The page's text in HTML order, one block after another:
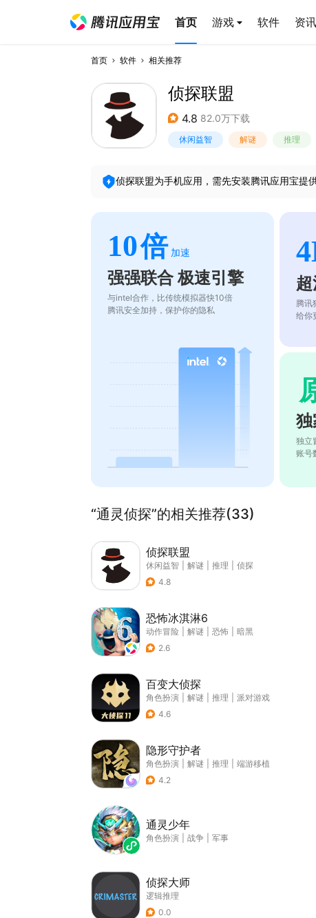
首页 游戏 软件 资讯
首页 软件 相关推荐
侦探联盟
4.8 82.0万下载
休闲益智 解谜 推理
侦探联盟为手机应用，需先安装腾讯应用宝提
10倍 加速
强强联合 极速引擎
与intel合作，比传统模拟器快10倍
腾讯安全加持，保护你的隐私
腾讯
给你
独立
账号
“通灵侦探”的相关推荐(33)
侦探联盟
休闲益智 解谜 推理
侦探
4.8
恐怖冰淇淋6
动作冒险 解谜 恐怖
暗黑
2.6
百变大侦探
角色扮演 解谜 推理
派对游戏
4.6
隐形守护者
角色扮演 解谜 推理
端游移植
4.2
通灵少年
角色扮演 战争 军事
侦探大师
逻辑推理
0.0